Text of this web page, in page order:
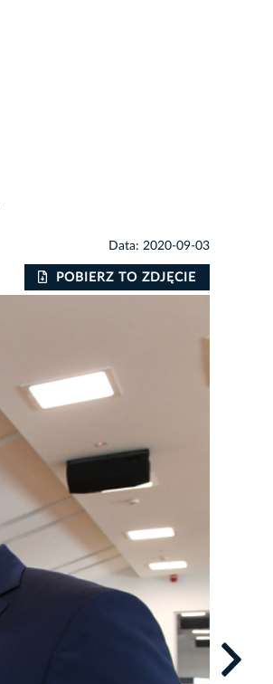
Data: 2020-09-03
POBIERZ TO ZDJĘCIE